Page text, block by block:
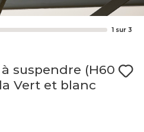
1 sur 3
suspendre (H60
Vert et blanc